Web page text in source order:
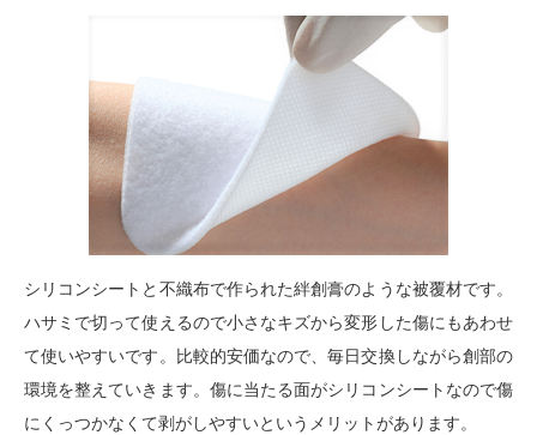
シリコンシートと不織布で作られた絆創膏のような被覆材です。
ハサミで切って使えるので小さなキズから変形した傷にもあわせ
て使いやすいです。比較的安価なので、毎日交換しながら創部の
環境を整えていきます。傷に当たる面がシリコンシートなので傷
にくっつかなくて剥がしやすいというメリットがあります。